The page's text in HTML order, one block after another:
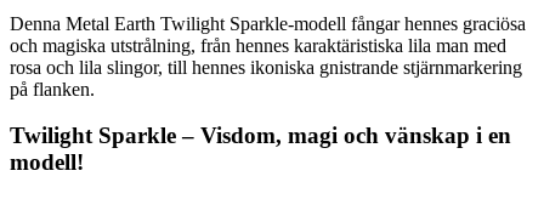
Denna Metal Earth Twilight Sparkle-modell fångar hennes graciösa
och magiska utstrålning, från hennes karaktäristiska lila man med
rosa och lila slingor, till hennes ikoniska gnistrande stjärnmarkering
på flanken.
Twilight Sparkle – Visdom, magi och vänskap i en
modell!